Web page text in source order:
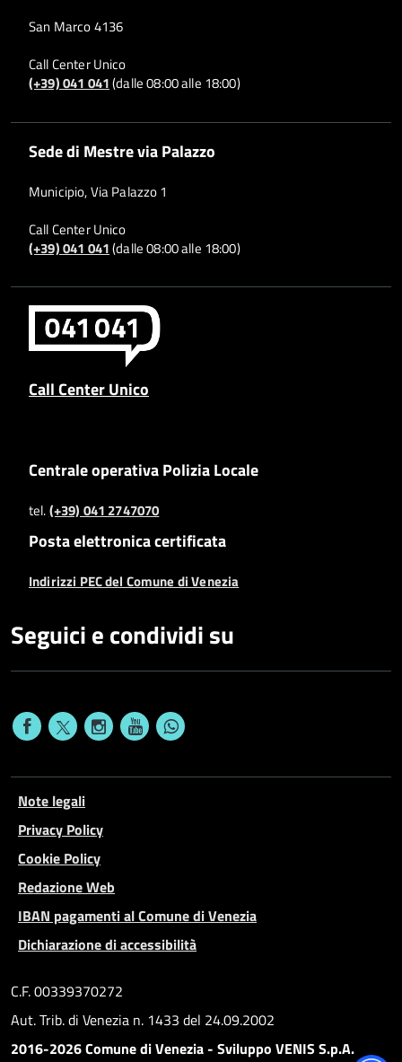
San Marco 4136
Call Center Unico
(+39) 041 041(dalle 08:00 alle 18:00)
Sede di Mestre via Palazzo
Municipio, Via Palazzo 1
Call Center Unico
(+39) 041 041(dalle 08:00 alle 18:00)
Call Center Unico
Centrale operativa Polizia Locale
tel.(+39) 041 2747070
Posta elettronica certificata
Indirizzi PEC del Comune di Venezia
Seguici e condividi su
Note legali
Privacy Policy
Cookie Policy
Redazione Web
IBAN pagamenti al Comune di Venezia
Dichiarazione di accessibilità
C.F. 00339370272
Aut. Trib. di Venezia n. 1433 del 24.09.2002
2016-2026 Comune di Venezia - Sviluppo VENIS S.p.A.